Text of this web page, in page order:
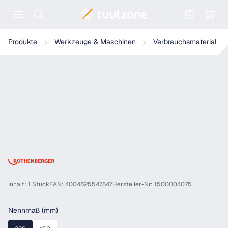
Produkte Werkzeuge & Maschinen Verbrauchsmaterial
Rothenberger Diamantbohrkrone DX High Speed Dry,1/2"
Inhalt: 1 StückEAN: 4004625547847Hersteller-Nr: 1500004075
Nennmaß (mm)auswählen